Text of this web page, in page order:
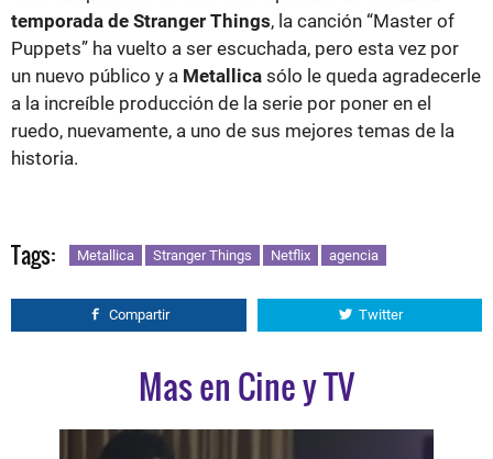
temporada de Stranger Things, la canción “Master of
Puppets” ha vuelto a ser escuchada, pero esta vez por
un nuevo público y a Metallica sólo le queda agradecerle
a la increíble producción de la serie por poner en el
ruedo, nuevamente, a uno de sus mejores temas de la
historia.
Tags: Metallica Stranger Things Netflix agencia
Compartir Twitter
Mas en Cine y TV